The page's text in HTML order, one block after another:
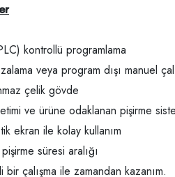
kontrollü programlama
veya program dışı manuel
çelik gövde
ve ürüne odaklanan pişirme
ekran ile kolay kullanım
süresi aralığı
bir çalışma ile zamandan kazanım.